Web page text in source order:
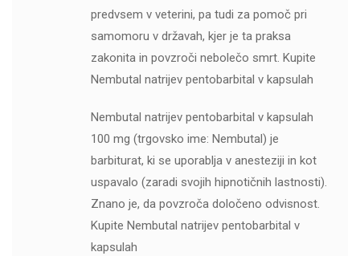
predvsem v veterini, pa tudi za pomoč pri
samomoru v državah, kjer je ta praksa
zakonita in povzroči nebolečo smrt. Kupite
Nembutal natrijev pentobarbital v kapsulah
Nembutal natrijev pentobarbital v kapsulah
100 mg (trgovsko ime: Nembutal) je
barbiturat, ki se uporablja v anesteziji in kot
uspavalo (zaradi svojih hipnotičnih lastnosti).
Znano je, da povzroča določeno odvisnost.
Kupite Nembutal natrijev pentobarbital v
kapsulah